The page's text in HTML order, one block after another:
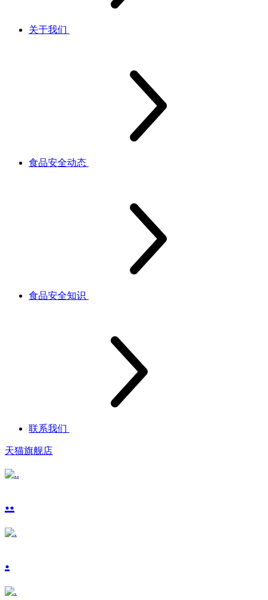
关于我们
食品安全动态
食品安全知识
联系我们
天猫旗舰店
..
.